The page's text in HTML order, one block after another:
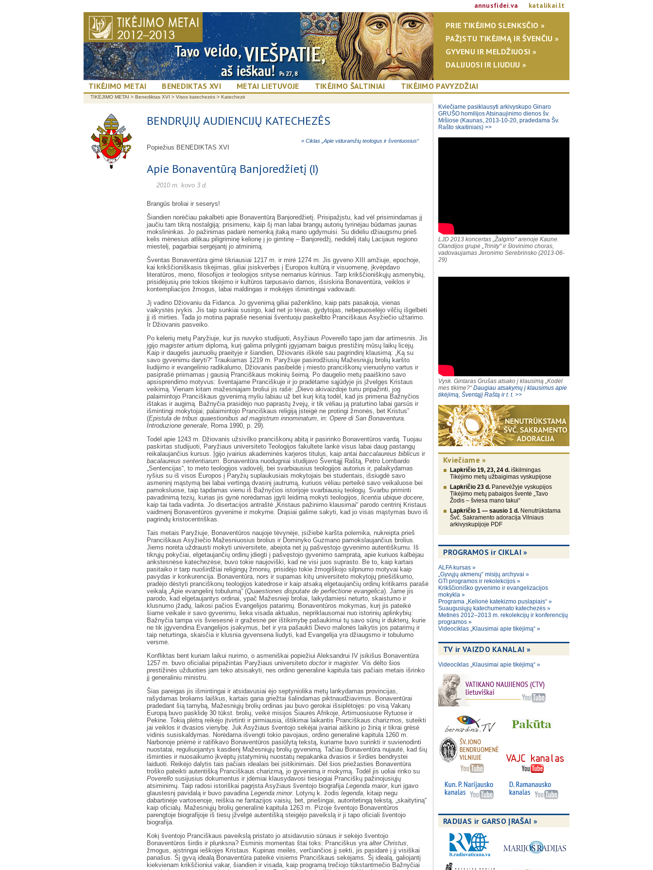
annusfidei.va katalikai.lt
PRIE TIKĖJIMO SLENKSČIO »
PAŽĮSTU TIKĖJIMĄ IR ŠVENČIU »
GYVENU IR MELDŽIUOSI »
DALIJUOSI IR LIUDIJU »
TIKĖJIMO METAI BENEDIKTAS XVI METAI LIETUVOJE TIKĖJIMO ŠALTINIAI TIKĖJIMO PAVYZDŽIAI
TIKĖJIMO METAI > Benediktas XVI > Visos katechezės > Katechezė
BENDRŲJŲ AUDIENCIJŲ KATECHEZĖS
» Ciklas „Apie viduramžių teologus ir šventuosius“
Popiežius BENEDIKTAS XVI
Apie Bonaventūrą Banjoredžietį (I)
2010 m. kovo 3 d.
Brangūs broliai ir seserys!
Šiandien norėčiau pakalbėti apie Bonaventūrą Banjoredžietį. Prisipažįstu, kad vėl prisimindamas jį
jaučiu tam tikrą nostalgiją: prisimenu, kaip šį man labai brangų autorių tyrinėjau būdamas jaunas
mokslininkas. Jo pažinimas padarė nemenką įtaką mano ugdymuisi. Su dideliu džiaugsmu prieš
kelis mėnesius atlikau piligriminę kelionę į jo gimtinę – Banjoredžį, nedidelį italų Lacijaus regiono
miestelį, pagarbiai sergėjantį jo atminimą.
Šventas Bonaventūra gimė tikriausiai 1217 m. ir mirė 1274 m. Jis gyveno XIII amžiuje, epochoje,
kai krikščioniškasis tikėjimas, giliai įsiskverbęs į Europos kultūrą ir visuomenę, įkvėpdavo
literatūros, meno, filosofijos ir teologijos srityse nemarius kūrinius. Tarp krikščioniškųjų asmenybių,
prisidėjusių prie tokios tikėjimo ir kultūros tarpusavio darnos, išsiskiria Bonaventūra, veiklos ir
kontempliacijos žmogus, labai maldingas ir mokėjęs išmintingai vadovauti.
Jį vadino Džiovaniu da Fidanca. Jo gyvenimą giliai paženklino, kaip pats pasakoja, vienas
vaikystės įvykis. Jis taip sunkiai susirgo, kad net jo tėvas, gydytojas, nebepuoselėjo vilčių išgelbėti
jį iš mirties. Tada jo motina paprašė neseniai šventuoju paskelbto Pranciškaus Asyžiečio užtarimo.
Ir Džiovanis pasveiko.
Po kelerių metų Paryžiuje, kur jis nuvyko studijuoti, Asyžiaus Poverello tapo jam dar artimesnis. Jis
įgijo magister artium diplomą, kurį galima prilyginti įgyjamam baigus prestižinį mūsų laikų licėjų.
Kaip ir daugelis jaunuolių praeityje ir šiandien, Džiovanis iškėlė sau pagrindinį klausimą: „Ką su
savo gyvenimu daryti?“ Traukiamas 1219 m. Paryžiuje pasirodžiusių Mažesniųjų brolių karšto
liudijimo ir evangelinio radikalumo, Džiovanis pasibeldė į miesto pranciškonų vienuolyno vartus ir
pasiprašė priimamas į gausią Pranciškaus mokinių šeimą. Po daugelio metų paaiškino savo
apsisprendimo motyvus: šventajame Pranciškuje ir jo pradėtame sąjūdyje jis įžvelgęs Kristaus
veikimą. Vienam kitam mažesniajam broliui jis rašė: „Dievo akivaizdoje turiu pripažinti, jog
palaimintojo Pranciškaus gyvenimą myliu labiau už bet kurį kitą todėl, kad jis primena Bažnyčios
ištakas ir augimą. Bažnyčia prasidėjo nuo paprastų žvejų, ir tik vėliau ją praturtino labai garsūs ir
išmintingi mokytojai; palaimintojo Pranciškaus religiją įsteigė ne protingi žmonės, bet Kristus”
(Epistula de tribus quaestionibus ad magistrum innominatum, in: Opere di San Bonaventura.
Introduzione generale, Roma 1990, p. 29).
Todėl apie 1243 m. Džiovanis užsivilko pranciškonų abitą ir pasirinko Bonaventūros vardą. Tuojau
paskirtas studijuoti, Paryžiaus universiteto Teologijos fakultete lankė visus labai daug pastangų
reikalaujančius kursus. Įgijo įvairius akademinės karjeros titulus, kaip antai baccalaureus biblicus ir
bacalaureus sententiarum. Bonaventūra nuodugniai studijavo Šventąjį Raštą, Petro Lombardo
„Sentencijas“, to meto teologijos vadovėlį, bei svarbiausius teologijos autorius ir, palaikydamas
ryšius su iš visos Europos į Paryžių suplaukusiais mokytojais bei studentais, išsiugdė savo
asmeninį mąstymą bei labai vertingą dvasinį jautrumą, kuriuos vėliau perteikė savo veikaluose bei
pamoksluose, taip tapdamas vienu iš Bažnyčios istorijoje svarbiausių teologų. Svarbu priminti
pavadinimą tezių, kurias jis gynė norėdamas įgyti leidimą mokyti teologijos, licentia ubique docere,
kaip tai tada vadinta. Jo disertacijos antraštė „Kristaus pažinimo klausimai“ parodo centrinį Kristaus
vaidmenį Bonaventūros gyvenime ir mokyme. Drąsiai galime sakyti, kad jo visas mąstymas buvo iš
pagrindų kristocentriškas.
Tais metais Paryžiuje, Bonaventūros naujoje tėvynėje, įsižiebė karšta polemika, nukreipta prieš
Pranciškaus Asyžiečio Mažesniuosius brolius ir Dominyko Guzmano pamokslaujančius brolius.
Jiems norėta uždrausti mokyti universitete, abejota net jų pašvęstojo gyvenimo autentiškumu. Iš
tikrųjų pokyčiai, elgetaujančių ordinų įdiegti į pašvęstojo gyvenimo sampratą, apie kuriuos kalbėjau
ankstesnėse katechezėse, buvo tokie naujoviški, kad ne visi juos suprasto. Be to, kaip kartais
pasitaiko ir tarp nuoširdžiai religingų žmonių, prisidėjo tokie žmogiškojo silpnumo motyvai kaip
pavydas ir konkurencija. Bonaventūra, nors ir supamas kitų universiteto mokytojų priešiškumo,
pradėjo dėstyti pranciškonų teologijos katedrose ir kaip atsaką elgetaujančių ordinų kritikams parašė
veikalą „Apie evangelinį tobulumą“ (Quaestiones disputate de perfectione evangelica). Jame jis
parodo, kad elgetaujantys ordinai, ypač Mažesnieji broliai, laikydamiesi neturto, skaistumo ir
klusnumo įžadų, laikosi pačios Evangelijos patarimų. Bonaventūros mokymas, kurį jis pateikė
šiame veikale ir savo gyvenimu, lieka visada aktualus, nepriklausomai nuo istorinių aplinkybių:
Bažnyčia tampa vis šviesesnė ir gražesnė per ištikimybę pašaukimui tų savo sūnų ir dukterų, kurie
ne tik įgyvendina Evangelijos įsakymus, bet ir yra pašaukti Dievo malonės laikytis jos patarimų ir
taip neturtinga, skaisčia ir klusnia gyvensena liudyti, kad Evangelija yra džiaugsmo ir tobulumo
versmė.
Konfliktas bent kuriam laikui nurimo, o asmeniškai popiežiui Aleksandrui IV įsikišus Bonaventūra
1257 m. buvo oficialiai pripažintas Paryžiaus universiteto doctorir magister. Vis dėlto šios
prestižinės užduoties jam teko atsisakyti, nes ordino generalinė kapitula tais pačiais metais išrinko
jį generaliniu ministru.
Šias pareigas jis išmintingai ir atsidavusiai ėjo septyniolika metų lankydamas provincijas,
rašydamas broliams laiškus, kartais gana griežtai šalindamas piktnaudžiavimus. Bonaventūrai
pradedant šią tarnybą, Mažesniųjų brolių ordinas jau buvo gerokai išsiplėtojęs: po visą Vakarų
Europą buvo pasklidę 30 tūkst. brolių, veikė misijos Šiaurės Afrikoje, Artimuosiuose Rytuose ir
Pekine. Tokią plėtrą reikėjo įtvirtinti ir pirmiausia, ištikimai laikantis Pranciškaus charizmos, suteikti
jai veiklos ir dvasios vienybę. Juk Asyžiaus šventojo sekėjai įvairiai aiškino jo žinią ir tikrai grėsė
vidinis susiskaldymas. Norėdama išvengti tokio pavojaus, ordino generalinė kapitula 1260 m.
Narbonoje priėmė ir ratifikavo Bonaventūros pasiūlytą tekstą, kuriame buvo surinkti ir suvienodinti
nuostatai, reguliuojantys kasdienį Mažesniųjų brolių gyvenimą. Tačiau Bonaventūra nujautė, kad šių
išminties ir nuosaikumo įkvėptų įstatyminių nuostatų nepakanka dvasios ir širdies bendrystei
laiduoti. Reikėjo dalytis tais pačiais idealais bei įsitikinimais. Dėl šios priežasties Bonaventūra
troško pateikti autentišką Pranciškaus charizmą, jo gyvenimą ir mokymą. Todėl jis uoliai rinko su
Poverello susijusius dokumentus ir įdėmiai klausydavosi tiesiogiai Pranciškų pažinojusiųjų
atsiminimų. Taip radosi istoriškai pagrįsta Asyžiaus šventojo biografija Legenda maior, kuri įgavo
glaustesnį pavidalą ir buvo pavadina Legenda minor. Lotynų k. žodis legenda, kitaip negu
dabartinėje vartosenoje, reiškia ne fantazijos vaisių, bet, priešingai, autoritetingą tekstą, „skaitytiną“
kaip oficialų. Mažesniųjų brolių generalinė kapitula 1263 m. Pizoje šventojo Bonaventūros
parengtoje biografijoje iš tiesų įžvelgė autentišką steigėjo paveikslą ir ji tapo oficiali šventojo
biografija.
Kokį šventojo Pranciškaus paveikslą pristato jo atsidavusio sūnaus ir sekėjo šventojo
Bonaventūros širdis ir plunksna? Esminis momentas štai toks: Pranciškus yra alter Christus,
žmogus, aistringai ieškojęs Kristaus. Kupinas meilės, verčiančios jį sekti, jis pasidarė į jį visiškai
panašus. Šį gyvą idealą Bonaventūra pateikė visiems Pranciškaus sekėjams. Šį idealą, galiojantį
kiekvienam krikščioniui vakar, šiandien ir visada, kaip programą trečiojo tūkstantmečio Bažnyčiai
Kviečiame pasiklausyti arkivyskupo Ginaro
GRUŠO homilijos Atsinaujinimo dienos šv.
Mišiose (Kaunas, 2013-10-20, pradedama Šv.
Rašto skaitiniais) >>
LJD 2013 koncertas „Žalgirio" arenoje Kaune.
Olandijos grupė „Trinity" ir šlovinimo choras,
vadovaujamas Jeronimo Serebrinsko (2013-06-
29)
Vysk. Gintaras Grušas atsako į klausimą „Kodėl
mes tikime?“Daugiau atsakymų į klausimus apie
tikėjimą, Šventąjį Raštą ir t. t. >>
Kviečiame »
Lapkričio 19, 23, 24 d. iškilmingas
Tikėjimo metų užbaigimas vyskupijose
Lapkričio 23 d. Panevėžyje vyskupijos
Tikėjimo metų pabaigos šventė „Tavo
Žodis – šviesa mano takui“
Lapkričio 1 — sausio 1 d. Nenutrūkstama
Švč. Sakramento adoracija Vilniaus
arkivyskupijoje PDF
PROGRAMOS ir CIKLAI »
ALFA kursas »
„Gyvųjų akmenų“ misijų archyvai »
GTI programos ir rekolekcijos »
Krikščioniško gyvenimo ir evangelizacijos
mokykla »
Programa „Kelionė katekizmo puslapiais“ »
Suaugusiųjų katechumenato katechezės »
Metinės 2012–2013 m. rekolekcijų ir konferencijų
programos »
Videociklas „Klausimai apie tikėjimą“ »
TV ir VAIZDO KANALAI »
Videociklas „Klausimai apie tikėjimą“ »
RADIJAS ir GARSO ĮRAŠAI »